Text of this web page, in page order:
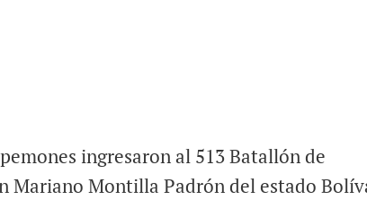
ingresaron al 513 Batallón de
Mariano Montilla Padrón del estado